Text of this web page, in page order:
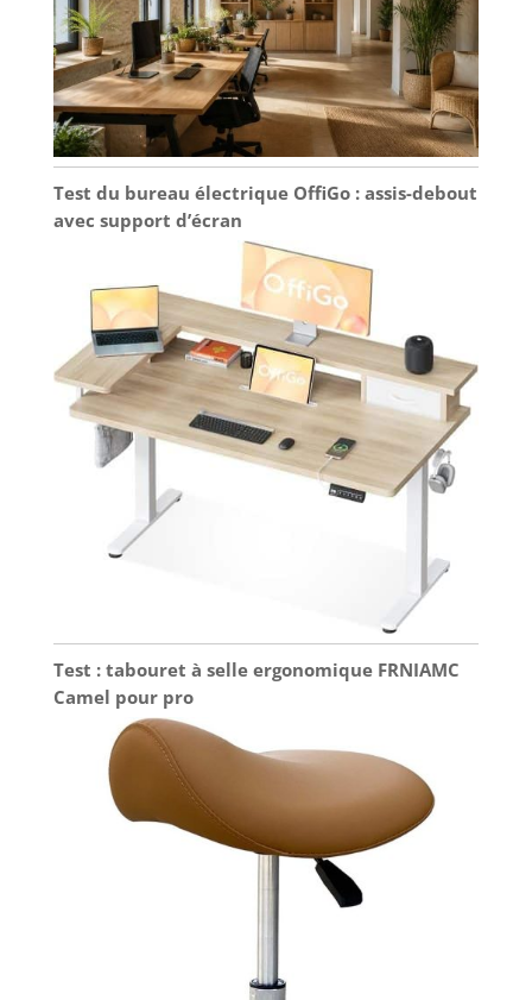
Test du bureau électrique OffiGo : assis-debout
avec support d’écran
Test : tabouret à selle ergonomique FRNIAMC
Camel pour pro